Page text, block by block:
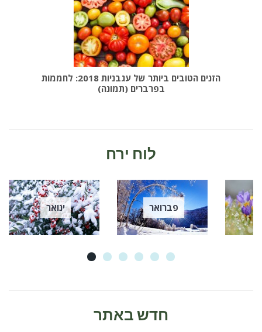
הזנים הטובים ביותר של עגבניות 2018: לחממות
בפרברים (תמונה)
לוח ירח
ינואר פברואר
חדש באתר